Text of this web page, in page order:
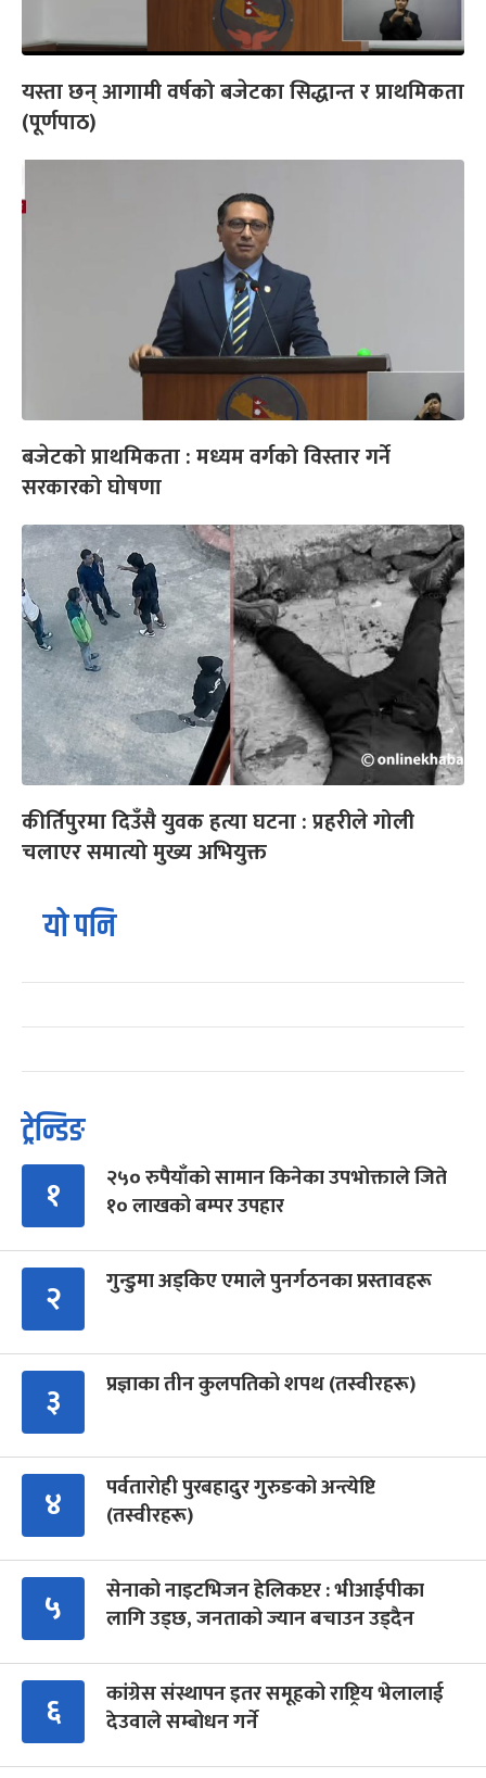
यस्ता छन् आगामी वर्षको बजेटका सिद्धान्त र प्राथमिकता
(पूर्णपाठ)
बजेटको प्राथमिकता : मध्यम वर्गको विस्तार गर्ने
सरकारको घोषणा
कीर्तिपुरमा दिउँसै युवक हत्या घटना : प्रहरीले गोली
चलाएर समात्यो मुख्य अभियुक्त
यो पनि
ट्रेन्डिङ
१
२५० रुपैयाँको सामान किनेका उपभोक्ताले जिते
१० लाखको बम्पर उपहार
२ गुन्डुमा अड्किए एमाले पुनर्गठनका प्रस्तावहरू
३ प्रज्ञाका तीन कुलपतिको शपथ (तस्वीरहरू)
४
पर्वतारोही पुरबहादुर गुरुङको अन्त्येष्टि
(तस्वीरहरू)
५
सेनाको नाइटभिजन हेलिकप्टर : भीआईपीका
लागि उड्छ, जनताको ज्यान बचाउन उड्दैन
६
कांग्रेस संस्थापन इतर समूहको राष्ट्रिय भेलालाई
देउवाले सम्बोधन गर्ने